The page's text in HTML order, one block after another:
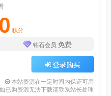
，并转化为英雄。
令其力量献给正义吧！
积分
钻石会员 免费
登录购买
本站资源在一定时间内保证可用
如已购资源无法下载请联系站长处理